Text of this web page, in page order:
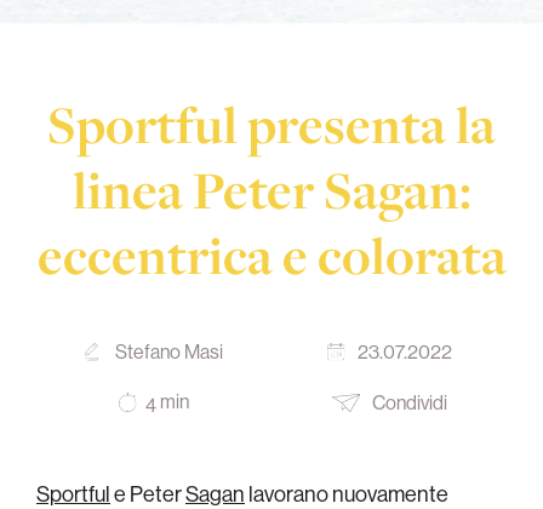
Sportful presenta la
linea Peter Sagan:
eccentrica e colorata
Stefano Masi 23.07.2022
4 min Condividi
Sportfule PeterSagan lavorano nuovamente